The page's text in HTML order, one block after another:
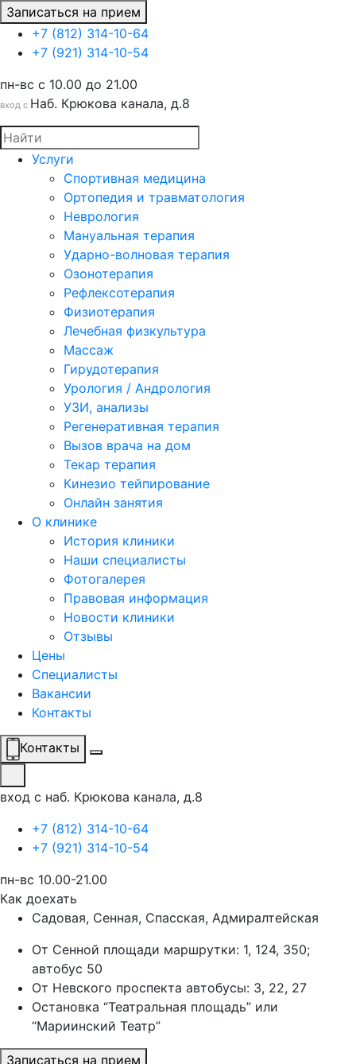
Записаться на прием
+7 (812) 314-10-64
+7 (921) 314-10-54
пн-вс c 10.00 до 21.00
вход с Наб. Крюкова канала, д.8
Услуги
Спортивная медицина
Ортопедия и травматология
Неврология
Мануальная терапия
Ударно-волновая терапия
Озонотерапия
Рефлексотерапия
Физиотерапия
Лечебная физкультура
Массаж
Гирудотерапия
Урология / Андрология
УЗИ, анализы
Регенеративная терапия
Вызов врача на дом
Текар терапия
Кинезио тейпирование
Онлайн занятия
О клинике
История клиники
Наши специалисты
Фотогалерея
Правовая информация
Новости клиники
Отзывы
Цены
Специалисты
Вакансии
Контакты
Контакты
вход с наб. Крюкова канала, д.8
+7 (812) 314-10-64
+7 (921) 314-10-54
пн-вс 10.00-21.00
Как доехать
Садовая, Сенная, Спасская, Адмиралтейская
От Сенной площади маршрутки: 1, 124, 350;
автобус 50
От Невского проспекта автобусы: 3, 22, 27
Остановка “Театральная площадь” или
“Мариинский Театр”
Записаться на прием